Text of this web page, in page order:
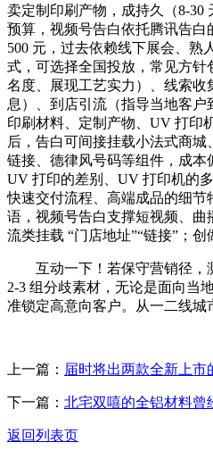
卖定制印刷产物，成持久（8-30
预算，视频号告白依托腾讯告白
500 元，过去依赖线下展会、熟
式，可选择全国投放，常见方针
名度、展现工艺实力）、线索收
息）、到店引流（指导当地客
印刷材料、定制产物、UV 打印
后，告白可间接挂载小法式商
链接、德律风号码等组件，成本
UV 打印的差别、UV 打印机的
快速交付流程、高端成品的细节
语，视频号告白支撑短视频、曲
流类挂载 “门店地址”“链接”；创
互动一下！若保守营销径，
2-3 组分歧素材，无论是面向当
准锁定高意向客户。从一二线城
上一篇： 届时将出两款全新上市
下一篇： 北宅双嘻的全铝材料曾
返回列表页